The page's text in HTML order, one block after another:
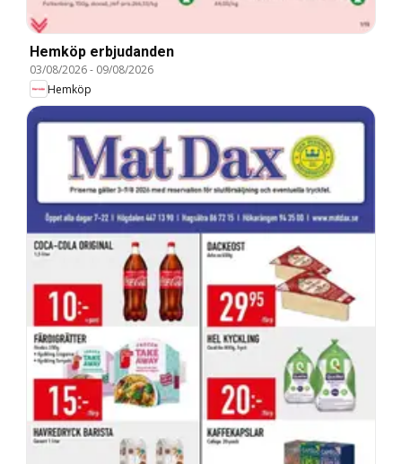
Hemköp erbjudanden
03/08/2026- 09/08/2026
Hemköp